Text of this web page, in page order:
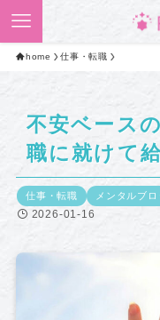
home 仕事・転職
不安ベース
職に就けて
仕事・転職 メンタルブロ
2026-01-16